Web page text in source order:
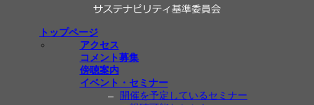
トップページ
アクセス
コメント募集
傍聴案内
イベント・セミナー
開催を予定しているセミナー